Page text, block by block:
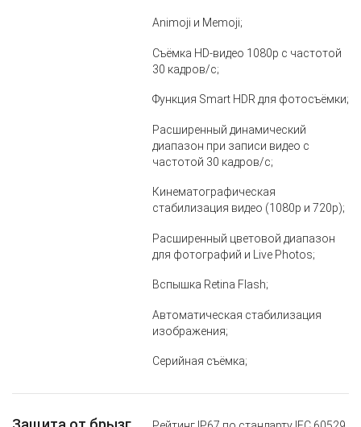
Animoji и Memoji;
Съёмка HD‑видео 1080p с частотой
30 кадров/с;
Функция Smart HDR для фотосъёмки;
Расширенный динамический
диапазон при записи видео с
частотой 30 кадров/с;
Кинематографическая
стабилизация видео (1080p и 720p);
Расширенный цветовой диапазон
для фотографий и Live Photos;
Вспышка Retina Flash;
Автоматическая стабилизация
изображения;
Серийная съëмка;